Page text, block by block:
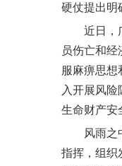
硬仗提出明
近日，
员伤亡和
服麻痹思
入开展风
生命财产安
风雨之
指挥，组织